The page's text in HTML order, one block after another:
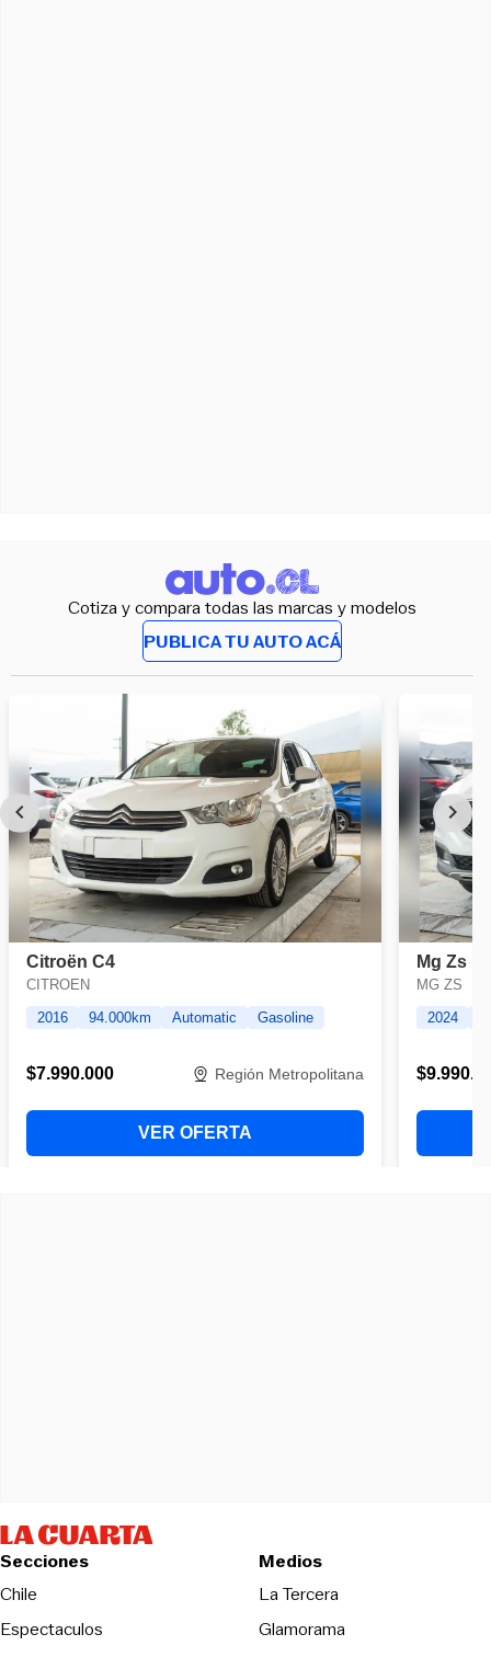
Cotiza y compara todas las marcas y modelos
PUBLICA TU AUTO ACÁ
Secciones
Chile
Espectaculos
Medios
La TerceraOpens in new
Glamorama